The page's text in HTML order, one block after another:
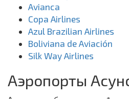
Avianca
Copa Airlines
Azul Brazilian Airlines
Boliviana de Aviación
Silk Way Airlines
Аэропорты